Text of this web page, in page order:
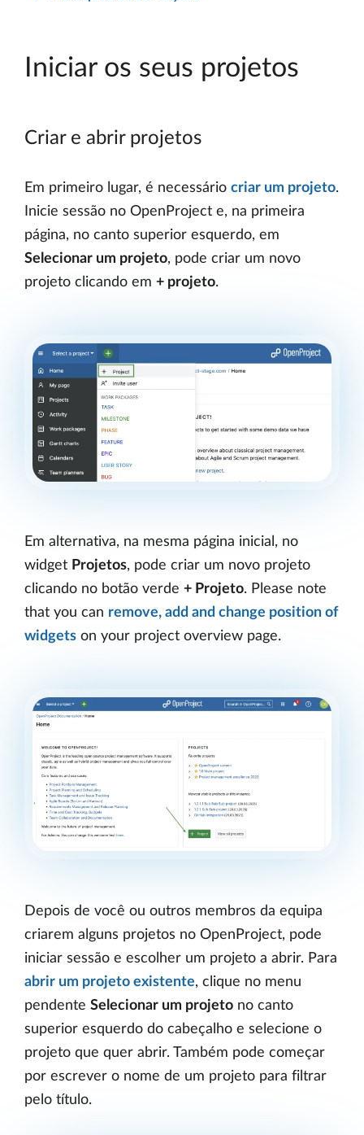
Iniciar os seus projetos
Criar e abrir projetos
Em primeiro lugar, é necessário criar um projeto.
Inicie sessão no OpenProject e, na primeira
página, no canto superior esquerdo, em
Selecionar um projeto, pode criar um novo
projeto clicando em + projeto.
Em alternativa, na mesma página inicial, no
widget Projetos, pode criar um novo projeto
clicando no botão verde + Projeto. Please note
that you can remove, add and change position of
widgets on your project overview page.
Depois de você ou outros membros da equipa
criarem alguns projetos no OpenProject, pode
iniciar sessão e escolher um projeto a abrir. Para
abrir um projeto existente, clique no menu
pendente Selecionar um projeto no canto
superior esquerdo do cabeçalho e selecione o
projeto que quer abrir. Também pode começar
por escrever o nome de um projeto para filtrar
pelo título.